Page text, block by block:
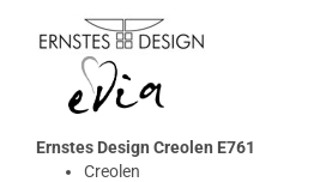
Ernstes Design Creolen E761
Creolen